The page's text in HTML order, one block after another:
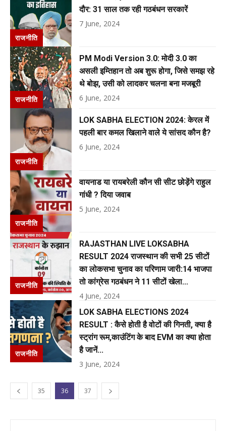
राजनीति
दौर: 31 साल तक रही गठबंधन सरकारें
7 June, 2024
राजनीति
PM Modi Version 3.0: मोदी 3.0 का
असली इम्तिहान तो अब शुरू होगा, जिसे समझ रहे
थे बोझ, उसी को लादकर चलना बना मजबूरी
6 June, 2024
राजनीति
LOK SABHA ELECTION 2024: केरल में
पहली बार कमल खिलाने वाले ये सांसद कौन है?
6 June, 2024
राजनीति
वायनाड या रायबरेली कौन सी सीट छोड़ेंगे राहुल
गांधी ? दिया जवाब
5 June, 2024
राजनीति
RAJASTHAN LIVE LOKSABHA
RESULT 2024 राजस्थान की सभी 25 सीटों
का लोकसभा चुनाव का परिणाम जारी:14 भाजपा
तो कांग्रेस गठबंधन ने 11 सीटों खेला...
4 June, 2024
राजनीति
LOK SABHA ELECTIONS 2024
RESULT : कैसे होती है वोटों की गिनती, क्या है
स्ट्रांग रूम,काउंटिंग के बाद EVM का क्या होता
है जानें...
3 June, 2024
35 36 37